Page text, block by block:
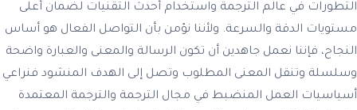
التطورات في عالم الترجمة واستخدام أحدث التقنيات لضمان أعلى
مستويات الدقة والسرعة. ولأننا نؤمن بأن التواصل الفعال هو أساس
النجاح، فإننا نعمل جاهدين أن تكون الرسالة والمعنى والعبارة واضحة
وسلسلة وتنقل المعنى المطلوب وتصل إلى الهدف المنشود فنراعي
أسياسيات العمل المنضبط في مجال الترجمة والترجمة المعتمدة